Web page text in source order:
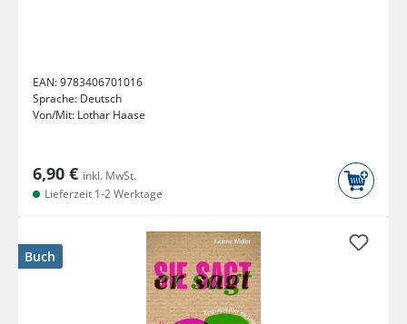
EAN:9783406701016
Sprache: Deutsch
Von/Mit: Lothar Haase
6,90 € inkl. MwSt.
Lieferzeit 1-2 Werktage
Buch